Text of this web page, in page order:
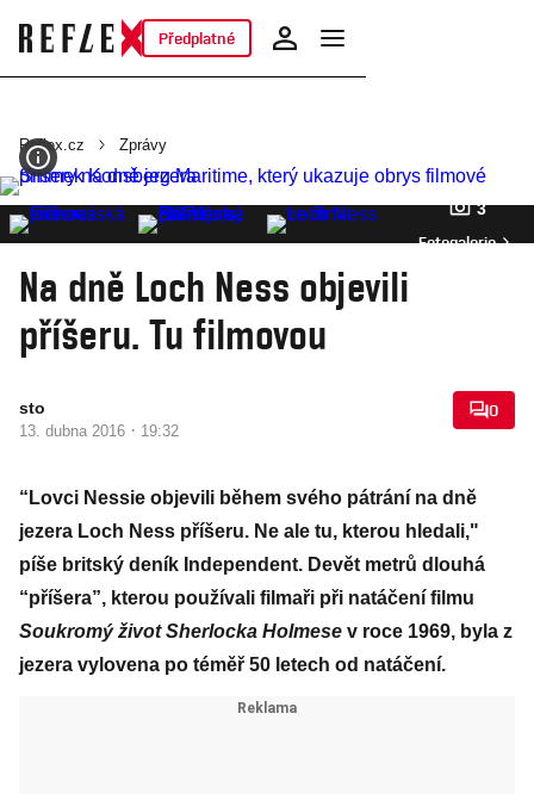
Předplatné
Reflex.cz Zprávy
3
Fotogalerie
Na dně Loch Ness objevili
příšeru. Tu filmovou
sto
13. dubna 2016 · 19:32
0
“Lovci Nessie objevili během svého pátrání na dně
jezera Loch Ness příšeru. Ne ale tu, kterou hledali,"
píše britský deník Independent. Devět metrů dlouhá
“příšera”, kterou používali filmaři při natáčení filmu
Soukromý život Sherlocka Holmese v roce 1969, byla z
jezera vylovena po téměř 50 letech od natáčení.